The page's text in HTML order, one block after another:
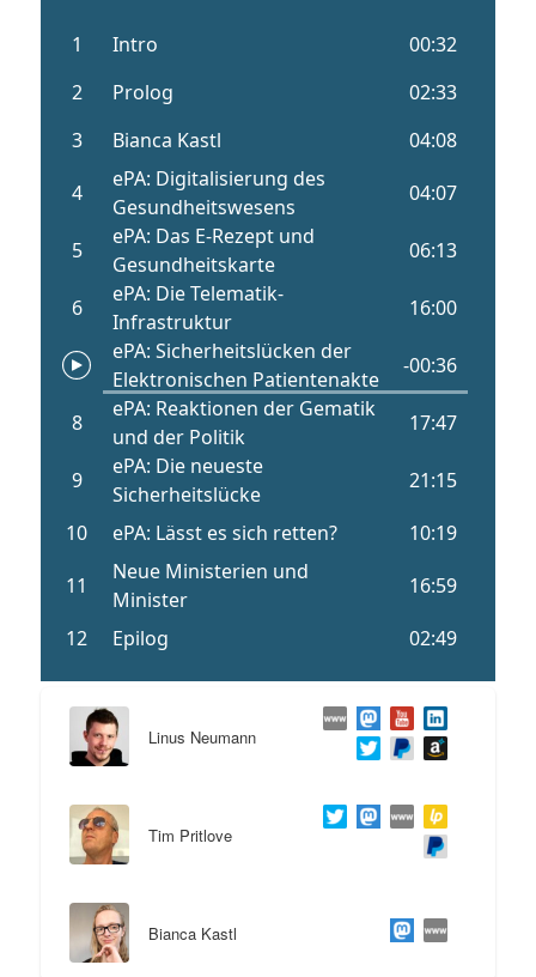
Linus Neumann
Tim Pritlove
Bianca Kastl